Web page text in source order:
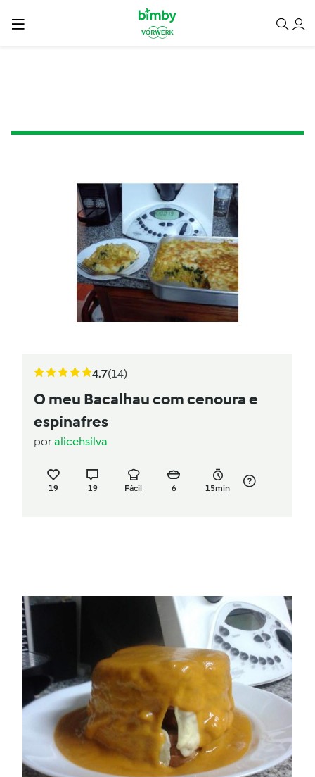
4.7(14)
O meu Bacalhau com cenoura e
espinafres
poralicehsilva
19 19 Fácil 6 15min